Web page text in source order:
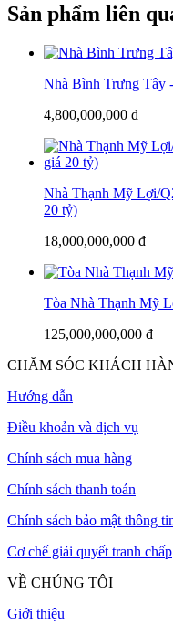
Sản phẩm liên
Nhà Bình Trưng Tây
4,800,000,000 đ
Nhà Thạnh Mỹ Lợi/
20 tỷ)
18,000,000,000 đ
Tòa Nhà Thạnh Mỹ
125,000,000,000 đ
CHĂM SÓC KHÁCH
Hướng dẫn
Điều khoản và dịch vụ
Chính sách mua hàng
Chính sách thanh toán
Chính sách bảo mật thông
Cơ chế giải quyết tranh chấp
VỀ CHÚNG TÔI
Giới thiệu